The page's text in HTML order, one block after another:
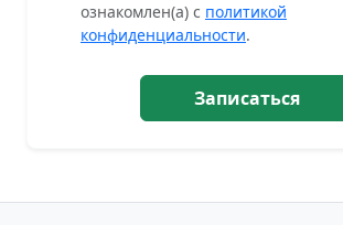
ознакомлен(а) с политикой
конфиденциальности.
Записаться